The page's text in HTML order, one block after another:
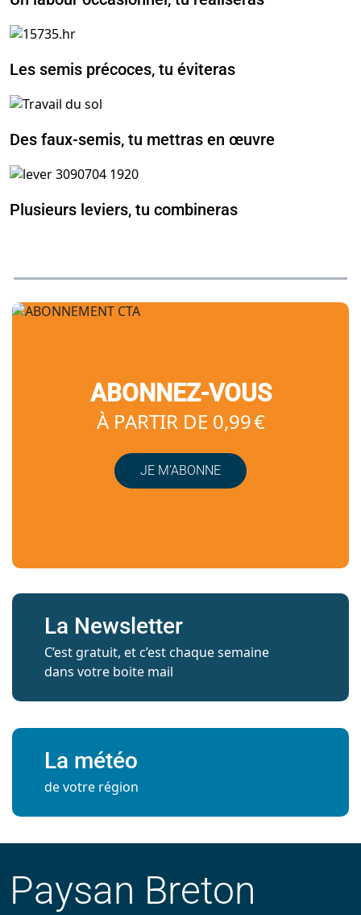
Les semis précoces, tu éviteras
Des faux-semis, tu mettras en œuvre
Plusieurs leviers, tu combineras
ABONNEZ-VOUS
À PARTIR DE 0,99 €
JE M’ABONNE
La Newsletter
C’est gratuit, et c’est chaque semaine
dans votre boite mail
La météo
de votre région
Paysan Breton